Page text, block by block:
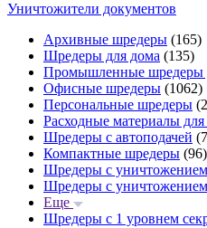
Уничтожители документов
Архивные шредеры (165)
Шредеры для дома (135)
Промышленные шредеры
Офисные шредеры (1062)
Персональные шредеры
Расходные материалы
Шредеры с автоподачей
Компактные шредеры (96)
Шредеры с
Шредеры с
Еще
Шредеры с 1 уровнем